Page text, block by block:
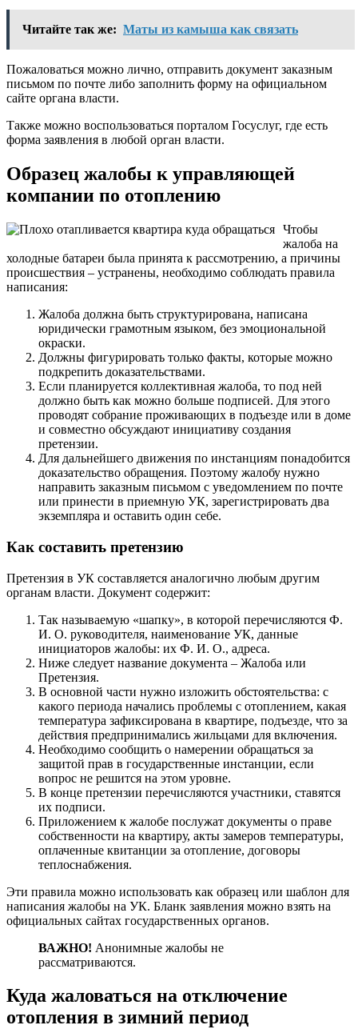
Читайте так же: Маты из камыша как связать
Пожаловаться можно лично, отправить документ заказным
письмом по почте либо заполнить форму на официальном
сайте органа власти.
Также можно воспользоваться порталом Госуслуг, где есть
форма заявления в любой орган власти.
Образец жалобы к управляющей
компании по отоплению
Чтобы
жалоба на
холодные батареи была принята к рассмотрению, а причины
происшествия – устранены, необходимо соблюдать правила
написания:
Жалоба должна быть структурирована, написана
юридически грамотным языком, без эмоциональной
окраски.
Должны фигурировать только факты, которые можно
подкрепить доказательствами.
Если планируется коллективная жалоба, то под ней
должно быть как можно больше подписей. Для этого
проводят собрание проживающих в подъезде или в доме
и совместно обсуждают инициативу создания
претензии.
Для дальнейшего движения по инстанциям понадобится
доказательство обращения. Поэтому жалобу нужно
направить заказным письмом с уведомлением по почте
или принести в приемную УК, зарегистрировать два
экземпляра и оставить один себе.
Как составить претензию
Претензия в УК составляется аналогично любым другим
органам власти. Документ содержит:
Так называемую «шапку», в которой перечисляются Ф.
И. О. руководителя, наименование УК, данные
инициаторов жалобы: их Ф. И. О., адреса.
Ниже следует название документа – Жалоба или
Претензия.
В основной части нужно изложить обстоятельства: с
какого периода начались проблемы с отоплением, какая
температура зафиксирована в квартире, подъезде, что за
действия предпринимались жильцами для включения.
Необходимо сообщить о намерении обращаться за
защитой прав в государственные инстанции, если
вопрос не решится на этом уровне.
В конце претензии перечисляются участники, ставятся
их подписи.
Приложением к жалобе послужат документы о праве
собственности на квартиру, акты замеров температуры,
оплаченные квитанции за отопление, договоры
теплоснабжения.
Эти правила можно использовать как образец или шаблон для
написания жалобы на УК. Бланк заявления можно взять на
официальных сайтах государственных органов.
ВАЖНО! Анонимные жалобы не
рассматриваются.
Куда жаловаться на отключение
отопления в зимний период